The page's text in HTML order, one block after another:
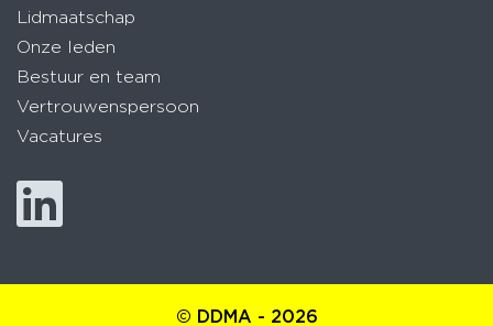
Lidmaatschap
Onze leden
Bestuur en team
Vertrouwenspersoon
Vacatures
© DDMA - 2026